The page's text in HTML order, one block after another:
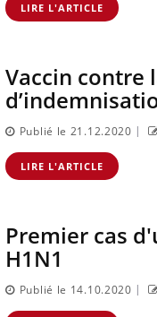
LIRE L'ARTICLE
Vaccin contre
Publié le 21.12.2020 |
LIRE L'ARTICLE
Premier cas
H1N1
Publié le 14.10.2020 |